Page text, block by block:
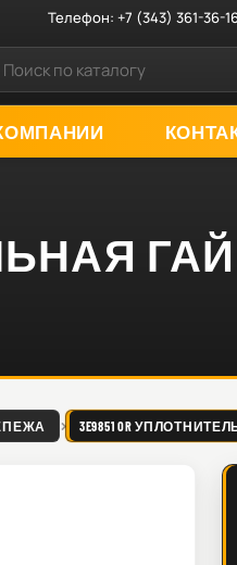
Телефон:+7 (343) 361-36-
3E9851 OR